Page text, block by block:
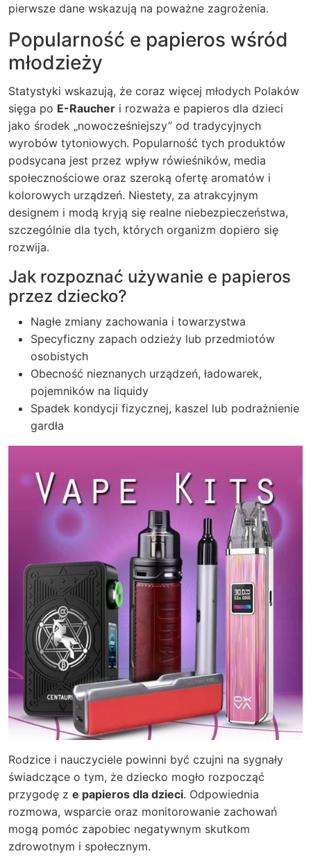
pierwsze dane wskazują na poważne zagrożenia.
Popularność e papieros wśród
młodzieży
Statystyki wskazują, że coraz więcej młodych Polaków
sięga po E-Raucher i rozważa e papieros dla dzieci
jako środek „nowocześniejszy” od tradycyjnych
wyrobów tytoniowych. Popularność tych produktów
podsycana jest przez wpływ rówieśników, media
społecznościowe oraz szeroką ofertę aromatów i
kolorowych urządzeń. Niestety, za atrakcyjnym
designem i modą kryją się realne niebezpieczeństwa,
szczególnie dla tych, których organizm dopiero się
rozwija.
Jak rozpoznać używanie e papieros
przez dziecko?
Nagłe zmiany zachowania i towarzystwa
Specyficzny zapach odzieży lub przedmiotów
osobistych
Obecność nieznanych urządzeń, ładowarek,
pojemników na liquidy
Spadek kondycji fizycznej, kaszel lub podrażnienie
gardła
Rodzice i nauczyciele powinni być czujni na sygnały
świadczące o tym, że dziecko mogło rozpocząć
przygodę z e papieros dla dzieci. Odpowiednia
rozmowa, wsparcie oraz monitorowanie zachowań
mogą pomóc zapobiec negatywnym skutkom
zdrowotnym i społecznym.